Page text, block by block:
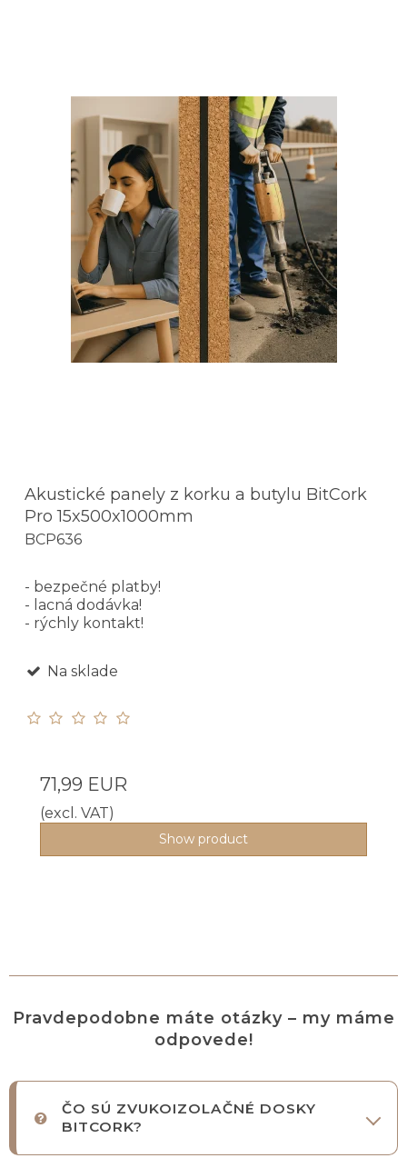
Akustické panely z korku a butylu BitCork
Pro 15x500x1000mm
BCP636
- bezpečné platby!
- lacná dodávka!
- rýchly kontakt!
Na sklade
71,99 EUR
(excl. VAT)
Show product
Pravdepodobne máte otázky – my máme
odpovede!
ČO SÚ ZVUKOIZOLAČNÉ DOSKY
BITCORK?